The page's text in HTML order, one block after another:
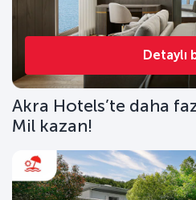
Detaylı
Akra Hotels’te daha
Mil kazan!